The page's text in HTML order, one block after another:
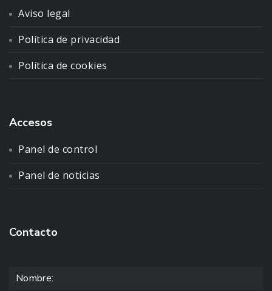
Aviso legal
Política de privacidad
Política de cookies
Accesos
Panel de control
Panel de noticias
Contacto